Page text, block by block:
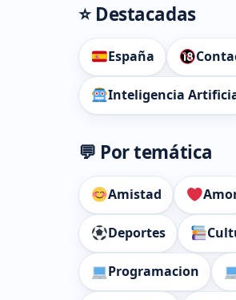
⭐ Destacadas
España
Inteligencia
💬 Por temática
Amistad
Deportes
Programacion